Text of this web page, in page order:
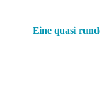
Eine quasi